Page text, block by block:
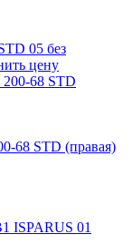
05 без
цену
68 STD (правая)